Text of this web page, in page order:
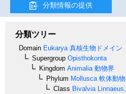
分類情報の提供
分類ツリー
Domain Eukarya 真核生物ドメイン
Supergroup Opisthokonta
Kingdom Animalia 動物界
Phylum Mollusca 軟体動
Class Bivalvia